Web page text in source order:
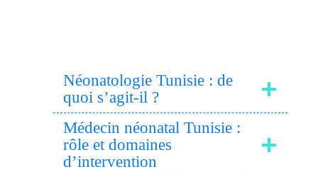
Néonatologie Tunisie : de
quoi s’agit-il ?
Médecin néonatal Tunisie :
rôle et domaines
d’intervention